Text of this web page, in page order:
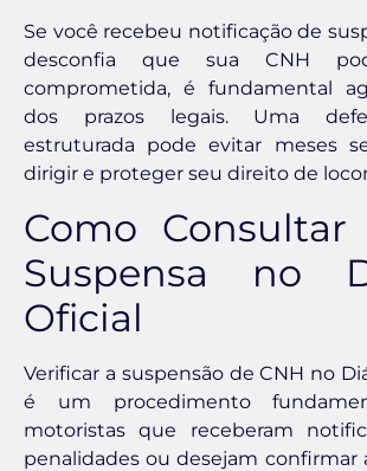
Se você recebeu notificação de
desconfia que sua CNH
comprometida, é fundamental
dos prazos legais. Uma
estruturada pode evitar meses
dirigir e proteger seu direito de
Como Consultar
Suspensa no
Oficial
Verificar a suspensão de CNH no
é um procedimento
motoristas que receberam
penalidades ou desejam confirmar